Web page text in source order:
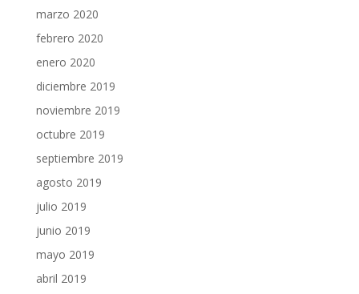
marzo 2020
febrero 2020
enero 2020
diciembre 2019
noviembre 2019
octubre 2019
septiembre 2019
agosto 2019
julio 2019
junio 2019
mayo 2019
abril 2019